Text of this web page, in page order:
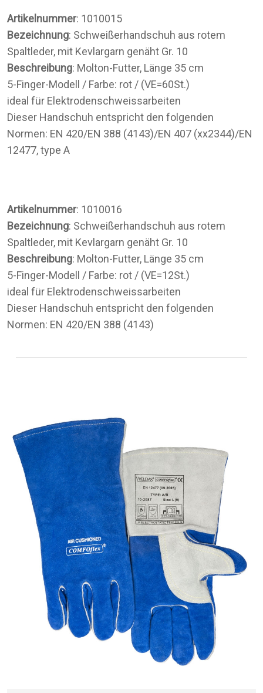
Artikelnummer: 1010015
Bezeichnung: Schweißerhandschuh aus rotem
Spaltleder, mit Kevlargarn genäht Gr. 10
Beschreibung: Molton-Futter, Länge 35 cm
5-Finger-Modell / Farbe: rot / (VE=60St.)
ideal für Elektrodenschweissarbeiten
Dieser Handschuh entspricht den folgenden
Normen: EN 420/EN 388 (4143)/EN 407 (xx2344)/EN
12477, type A
Artikelnummer: 1010016
Bezeichnung: Schweißerhandschuh aus rotem
Spaltleder, mit Kevlargarn genäht Gr. 10
Beschreibung: Molton-Futter, Länge 35 cm
5-Finger-Modell / Farbe: rot / (VE=12St.)
ideal für Elektrodenschweissarbeiten
Dieser Handschuh entspricht den folgenden
Normen: EN 420/EN 388 (4143)